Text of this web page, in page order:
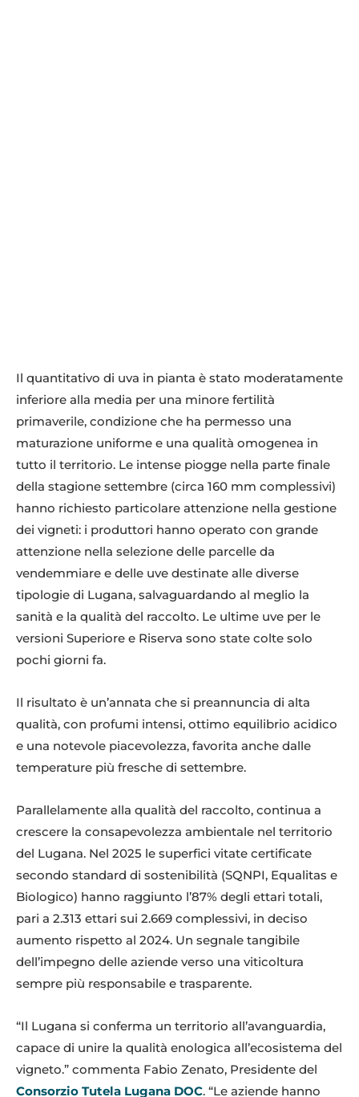
Il quantitativo di uva in pianta è stato moderatamente
inferiore alla media per una minore fertilità
primaverile, condizione che ha permesso una
maturazione uniforme e una qualità omogenea in
tutto il territorio. Le intense piogge nella parte finale
della stagione settembre (circa 160 mm complessivi)
hanno richiesto particolare attenzione nella gestione
dei vigneti: i produttori hanno operato con grande
attenzione nella selezione delle parcelle da
vendemmiare e delle uve destinate alle diverse
tipologie di Lugana, salvaguardando al meglio la
sanità e la qualità del raccolto. Le ultime uve per le
versioni Superiore e Riserva sono state colte solo
pochi giorni fa.
Il risultato è un’annata che si preannuncia di alta
qualità, con profumi intensi, ottimo equilibrio acidico
e una notevole piacevolezza, favorita anche dalle
temperature più fresche di settembre.
Parallelamente alla qualità del raccolto, continua a
crescere la consapevolezza ambientale nel territorio
del Lugana. Nel 2025 le superfici vitate certificate
secondo standard di sostenibilità (SQNPI, Equalitas e
Biologico) hanno raggiunto l’87% degli ettari totali,
pari a 2.313 ettari sui 2.669 complessivi, in deciso
aumento rispetto al 2024. Un segnale tangibile
dell’impegno delle aziende verso una viticoltura
sempre più responsabile e trasparente.
“Il Lugana si conferma un territorio all’avanguardia,
capace di unire la qualità enologica all’ecosistema del
vigneto.” commenta Fabio Zenato, Presidente del
Consorzio Tutela Lugana DOC. “Le aziende hanno